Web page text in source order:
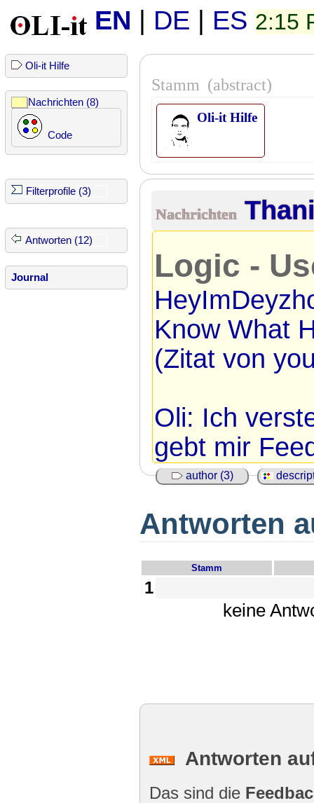
EN | DE | ES 2:15
Oli-it Hilfe
Nachrichten (8)
Code
Filterprofile (3)
Antworten (12)
Journal
Stamm (abstract)
Oli-it Hilfe
Nachrichten
Logic -
Know What
(Zitat von
Oli: Ich
gebt mir
author (3)
Antworten
Stamm
1
keine
Antworten
Das sind die